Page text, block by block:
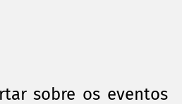
sobre os eventos